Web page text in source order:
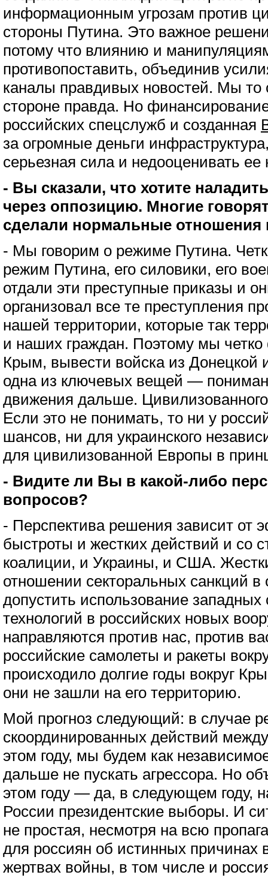
информационным угрозам против
стороны Путина. Это важное
потому что влиянию и
противопоставить, объединив
каналы правдивых новостей. Мы то
стороне правда. Но
российских спецслужб и созданная
за огромные деньги
серьезная сила и недооценивать ее
- Вы сказали, что хотите
через оппозицию. Многие
сделали нормальные
- Мы говорим о режиме Путина.
режим Путина, его силовики, его
отдали эти преступные приказы и
организовал все те преступления
нашей территории, которые так
и наших граждан. Поэтому мы
Крым, вывести войска из Донецкой
одна из ключевых вещей —
движения дальше.
Если это не понимать, то ни у
шансов, ни для украинского
для цивилизованной Европы в
- Видите ли Вы в какой-либо
вопросов?
- Перспектива решения зависит от
быстроты и жестких действий и со
коалиции, и Украины, и США.
отношении секторальных санкций
допустить использование
технологий в российских новых
направляются против нас, против
российские самолеты и ракеты
происходило долгие годы вокруг
они не зашли на его территорию.
Мой прогноз следующий: в случае
скоординированных действий
этом году, мы будем как
дальше не пускать агрессора. Но
этом году — да, в следующем году,
России президентские выборы. И
не простая, несмотря на всю
для россиян об истинных причинах
жертвах войны, в том числе и